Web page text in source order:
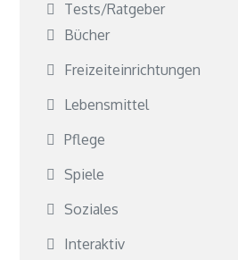
Tests/Ratgeber
Bücher
Freizeiteinrichtungen
Lebensmittel
Pflege
Spiele
Soziales
Interaktiv